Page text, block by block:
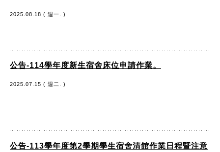
2025.08.18 ( 週一. )
公告-114學年度新生宿舍床位申請作業。
2025.07.15 ( 週二. )
公告-113學年度第2學期學生宿舍清館作業日程暨注意